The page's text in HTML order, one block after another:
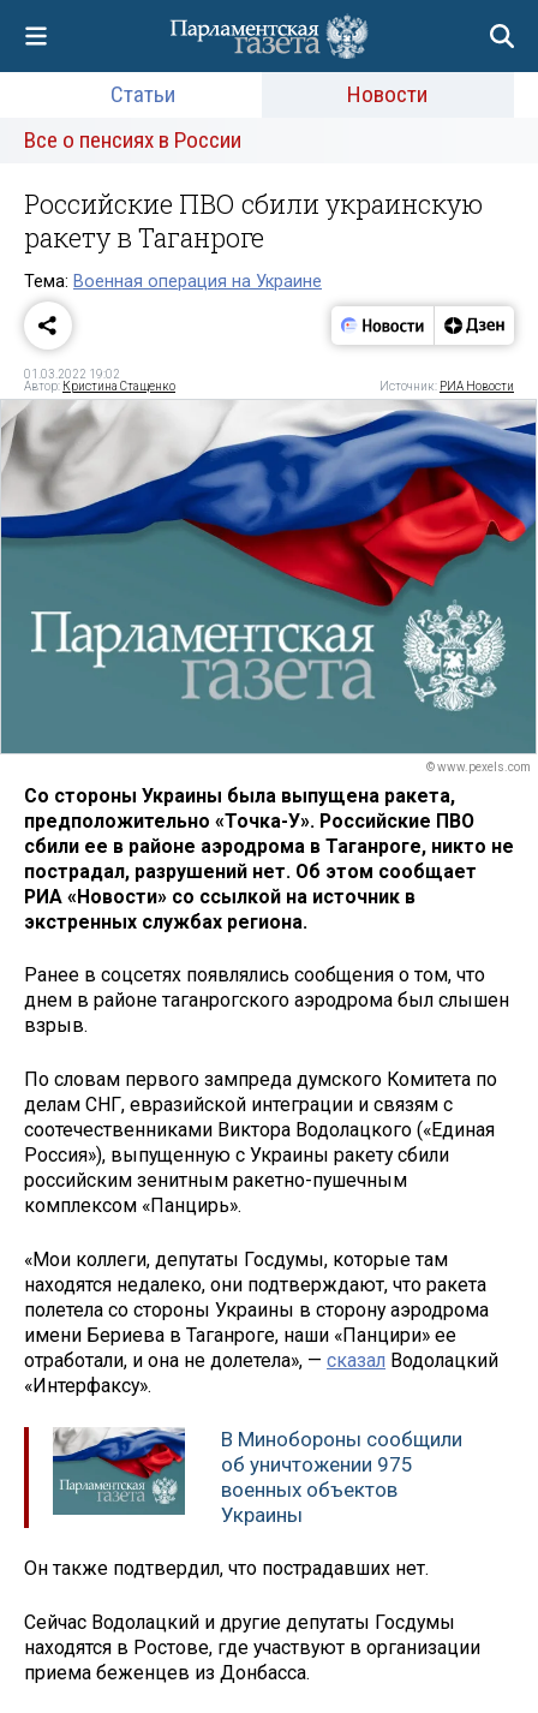
Статьи
Новости
Все о пенсиях в России
Российские ПВО сбили украинскую
ракету в Таганроге
Тема: Военная операция на Украине
01.03.2022 19:02
Автор: Кристина Стащенко Источник: РИА Новости
© www.pexels.com
Со стороны Украины была выпущена ракета,
предположительно «Точка-У». Российские ПВО
сбили ее в районе аэродрома в Таганроге, никто не
пострадал, разрушений нет. Об этом сообщает
РИА «Новости» со ссылкой на источник в
экстренных службах региона.
Ранее в соцсетях появлялись сообщения о том, что
днем в районе таганрогского аэродрома был слышен
взрыв.
По словам первого зампреда думского Комитета по
делам СНГ, евразийской интеграции и связям с
соотечественниками Виктора Водолацкого («Единая
Россия»), выпущенную с Украины ракету сбили
российским зенитным ракетно-пушечным
комплексом «Панцирь».
«Мои коллеги, депутаты Госдумы, которые там
находятся недалеко, они подтверждают, что ракета
полетела со стороны Украины в сторону аэродрома
имени Бериева в Таганроге, наши «Панцири» ее
отработали, и она не долетела», — сказал Водолацкий
«Интерфаксу».
В Минобороны сообщили
об уничтожении 975
военных объектов
Украины
Он также подтвердил, что пострадавших нет.
Сейчас Водолацкий и другие депутаты Госдумы
находятся в Ростове, где участвуют в организации
приема беженцев из Донбасса.